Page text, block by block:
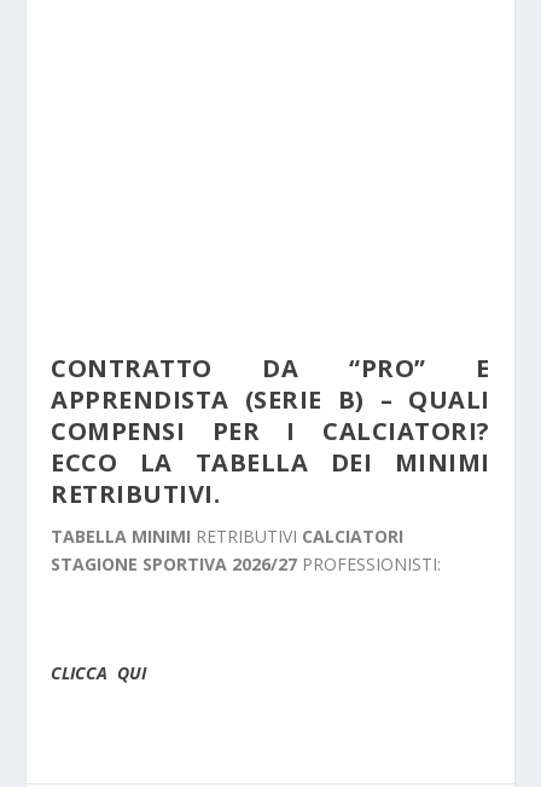
CONTRATTO DA “PRO” E
APPRENDISTA (SERIE B) – QUALI
COMPENSI PER I CALCIATORI?
ECCO LA TABELLA DEI MINIMI
RETRIBUTIVI.
TABELLA MINIMI RETRIBUTIVI CALCIATORI
STAGIONE SPORTIVA 2026/27 PROFESSIONISTI:
CLICCA QUI